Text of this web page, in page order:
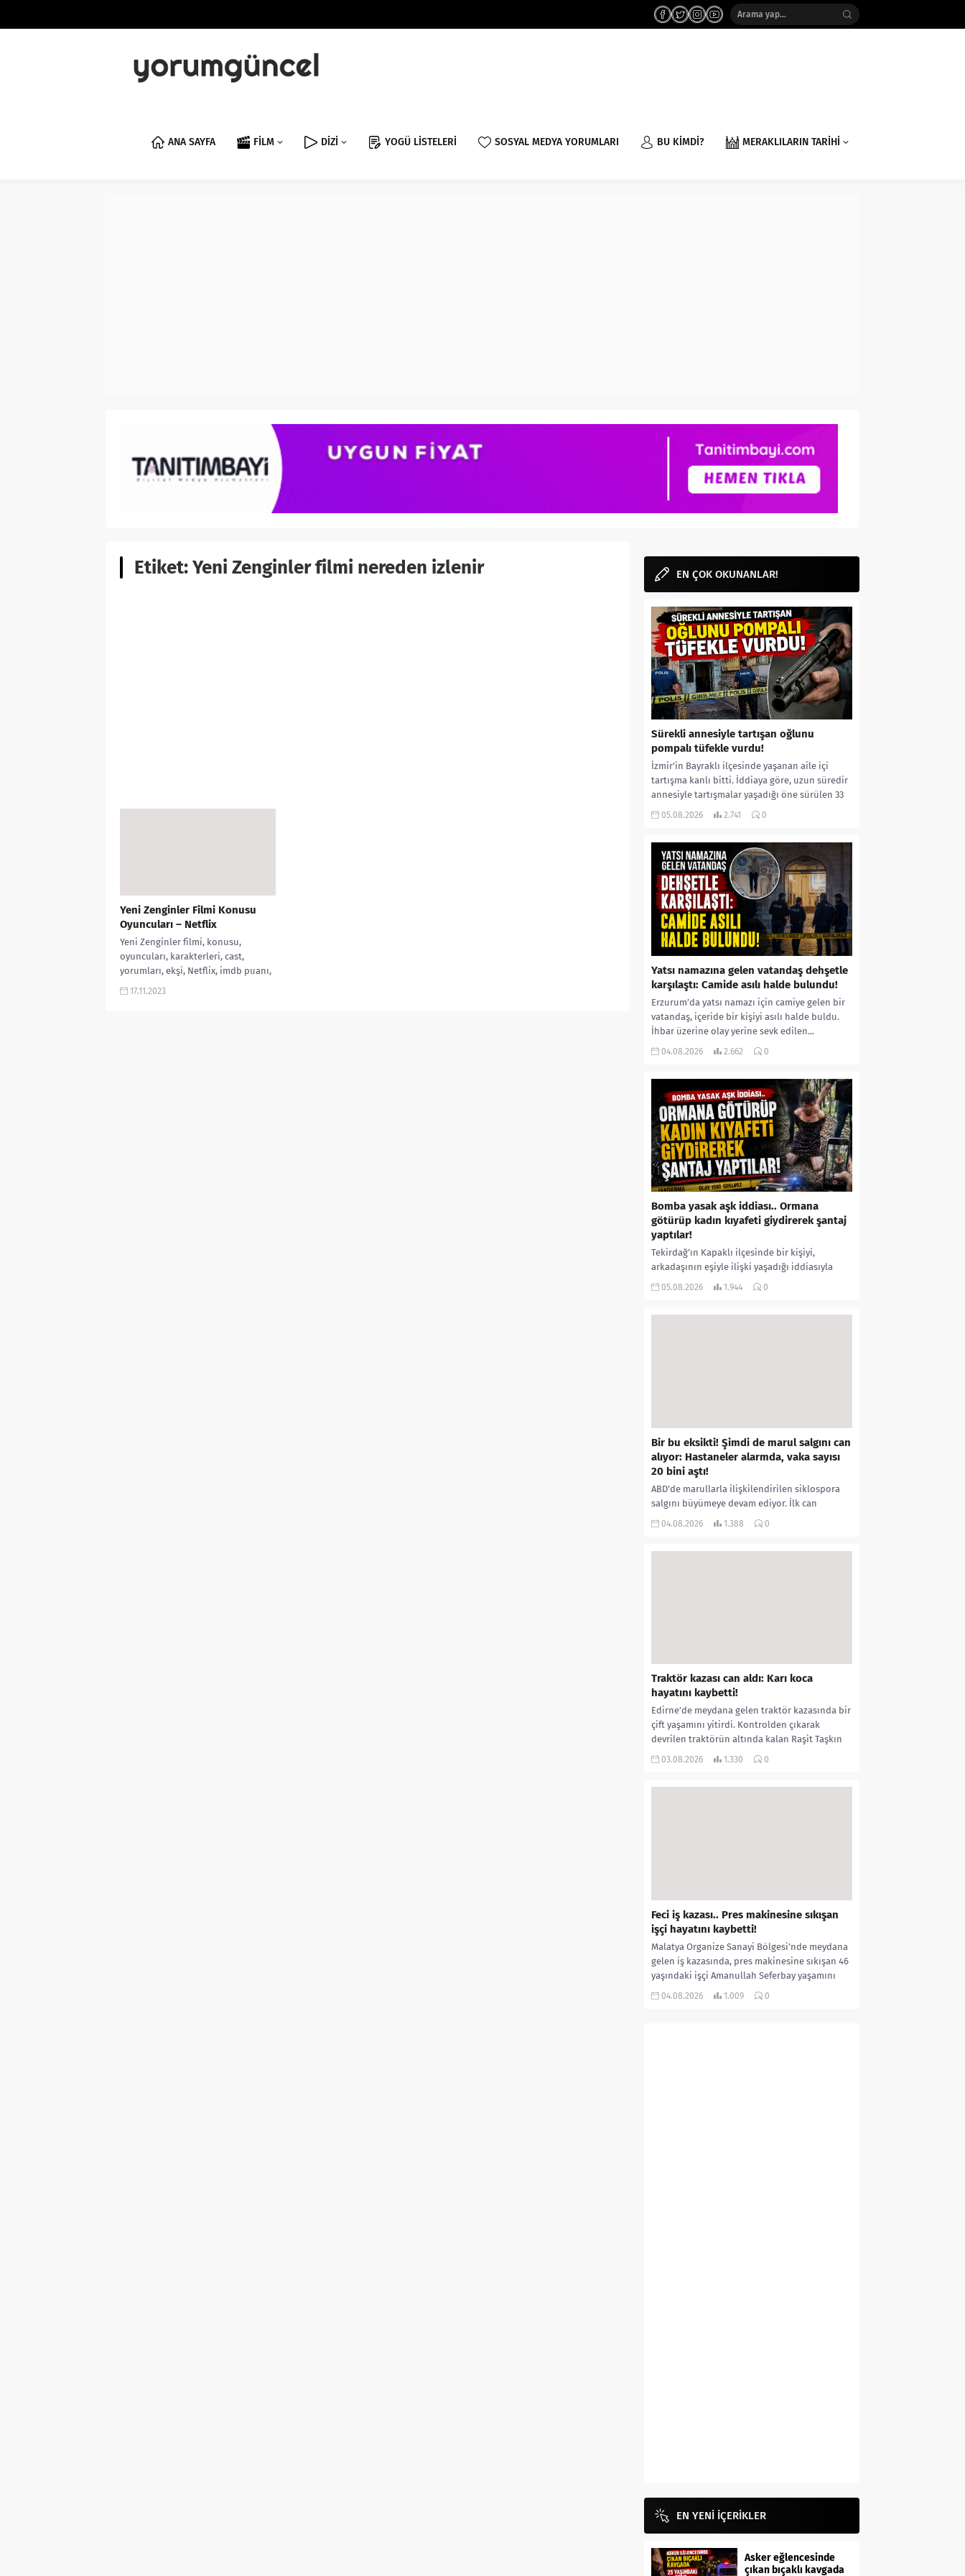
ANA SAYFA FİLM DİZİ YOGÜ LİSTELERİ SOSYAL MEDYA YORUMLARI BU KİMDİ? MERAKLILARIN TARİHİ
Etiket:Yeni Zenginler filmi nereden izlenir
Yeni Zenginler Filmi Konusu
Oyuncuları – Netflix
Yeni Zenginler filmi, konusu,
oyuncuları, karakterleri, cast,
yorumları, ekşi, Netflix, imdb puanı,
nereden izlenir, fragmanı, izle gibi
17.11.2023
EN ÇOK OKUNANLAR!
Sürekli annesiyle tartışan oğlunu
pompalı tüfekle vurdu!
İzmir’in Bayraklı ilçesinde yaşanan aile içi
tartışma kanlı bitti. İddiaya göre, uzun süredir
annesiyle tartışmalar yaşadığı öne sürülen 33
yaşındaki...
05.08.2026 2.741 0
Yatsı namazına gelen vatandaş dehşetle
karşılaştı: Camide asılı halde bulundu!
Erzurum’da yatsı namazı için camiye gelen bir
vatandaş, içeride bir kişiyi asılı halde buldu.
İhbar üzerine olay yerine sevk edilen...
04.08.2026 2.662 0
Bomba yasak aşk iddiası.. Ormana
götürüp kadın kıyafeti giydirerek şantaj
yaptılar!
Tekirdağ’ın Kapaklı ilçesinde bir kişiyi,
arkadaşının eşiyle ilişki yaşadığı iddiasıyla
ormanlık alana götürerek zorla kadın
05.08.2026 1.944 0
Bir bu eksikti! Şimdi de marul salgını can
alıyor: Hastaneler alarmda, vaka sayısı
20 bini aştı!
ABD’de marullarla ilişkilendirilen siklospora
salgını büyümeye devam ediyor. İlk can
kayıplarının yaşandığı salgında vaka sayısının
04.08.2026 1.388 0
Traktör kazası can aldı: Karı koca
hayatını kaybetti!
Edirne’de meydana gelen traktör kazasında bir
çift yaşamını yitirdi. Kontrolden çıkarak
devrilen traktörün altında kalan Raşit Taşkın
ile eşi Fatma...
03.08.2026 1.330 0
Feci iş kazası.. Pres makinesine sıkışan
işçi hayatını kaybetti!
Malatya Organize Sanayi Bölgesi’nde meydana
gelen iş kazasında, pres makinesine sıkışan 46
yaşındaki işçi Amanullah Seferbay yaşamını
yitirdi. Olayla ilgili...
04.08.2026 1.009 0
EN YENİ İÇERİKLER
Asker eğlencesinde
çıkan bıçaklı kavgada